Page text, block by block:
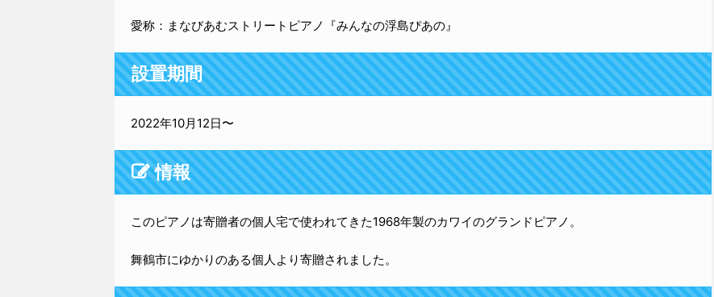
愛称：まなびあむストリートピアノ『みんなの浮島ぴあの』
設置期間
2022年10月12日〜
情報
このピアノは寄贈者の個人宅で使われてきた1968年製のカワイのグランドピアノ。
舞鶴市にゆかりのある個人より寄贈されました。